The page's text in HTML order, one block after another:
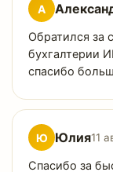
А
Обратился за
бухгалтерии
спасибо
Ю Юлия11
Спасибо за